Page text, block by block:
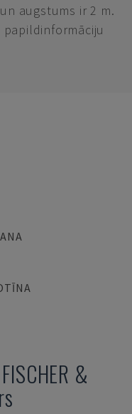
augstums ir 2 m.
papildinformāciju
FISCHER &